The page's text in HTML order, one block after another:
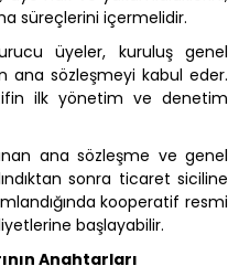
süreçlerini içermelidir.
üyeler, kuruluş genel
ana sözleşmeyi kabul eder.
ilk yönetim ve denetim
ana sözleşme ve genel
sonra ticaret siciline
kooperatif resmi
başlayabilir.
Anahtarları